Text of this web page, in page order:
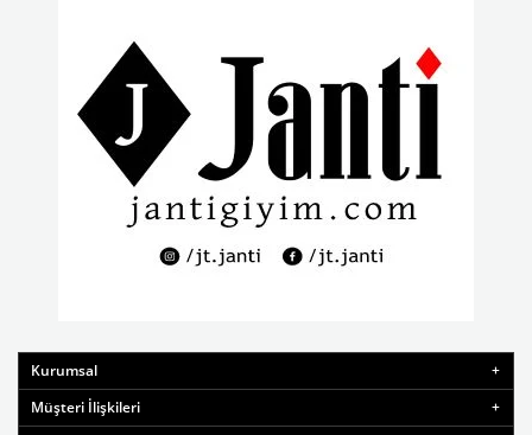
Kurumsal
Müşteri İlişkileri